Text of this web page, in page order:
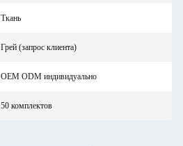
Ткань
Грей (запрос клиента)
OEM ODM индивидуально
50 комплектов